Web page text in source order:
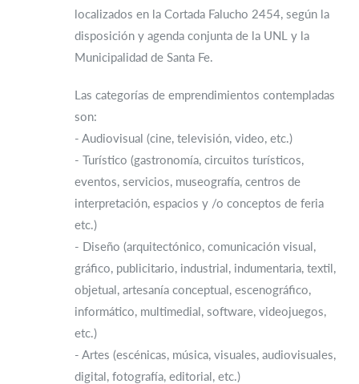
localizados en la Cortada Falucho 2454, según la
disposición y agenda conjunta de la UNL y la
Municipalidad de Santa Fe.
Las categorías de emprendimientos contempladas
son:
- Audiovisual (cine, televisión, video, etc.)
- Turístico (gastronomía, circuitos turísticos,
eventos, servicios, museografía, centros de
interpretación, espacios y /o conceptos de feria
etc.)
- Diseño (arquitectónico, comunicación visual,
gráfico, publicitario, industrial, indumentaria, textil,
objetual, artesanía conceptual, escenográfico,
informático, multimedial, software, videojuegos,
etc.)
- Artes (escénicas, música, visuales, audiovisuales,
digital, fotografía, editorial, etc.)